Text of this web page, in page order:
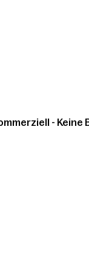
- Keine